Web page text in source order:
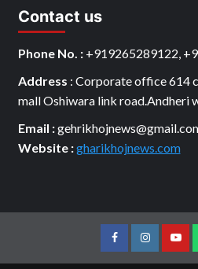
Contact us
Phone No. : +919265289122,
Address : Corporate office 614
mall Oshiwara link road.Andheri
Email :
Website :gharikhojnews.com
FacebookInstagram